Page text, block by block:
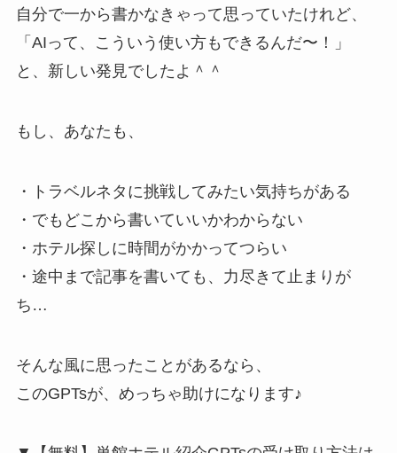
自分で一から書かなきゃって思っていたけれど、
「AIって、こういう使い方もできるんだ〜！」
と、新しい発見でしたよ＾＾
もし、あなたも、
・トラベルネタに挑戦してみたい気持ちがある
・でもどこから書いていいかわからない
・ホテル探しに時間がかかってつらい
・途中まで記事を書いても、力尽きて止まりが
ち…
そんな風に思ったことがあるなら、
このGPTsが、めっちゃ助けになります♪